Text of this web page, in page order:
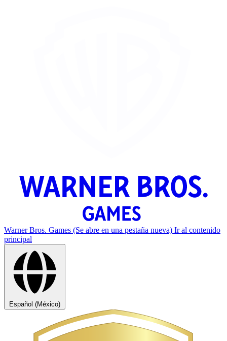
Warner Bros. Games (Se abre en una pestaña nueva) Ir al contenido
principal
Español (México)